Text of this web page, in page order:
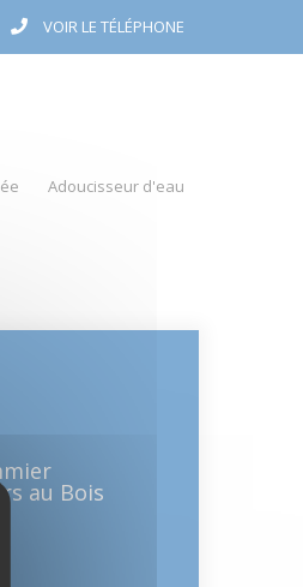
VOIR LE TÉLÉPHONE
Adoucisseur d'eau
au Bois